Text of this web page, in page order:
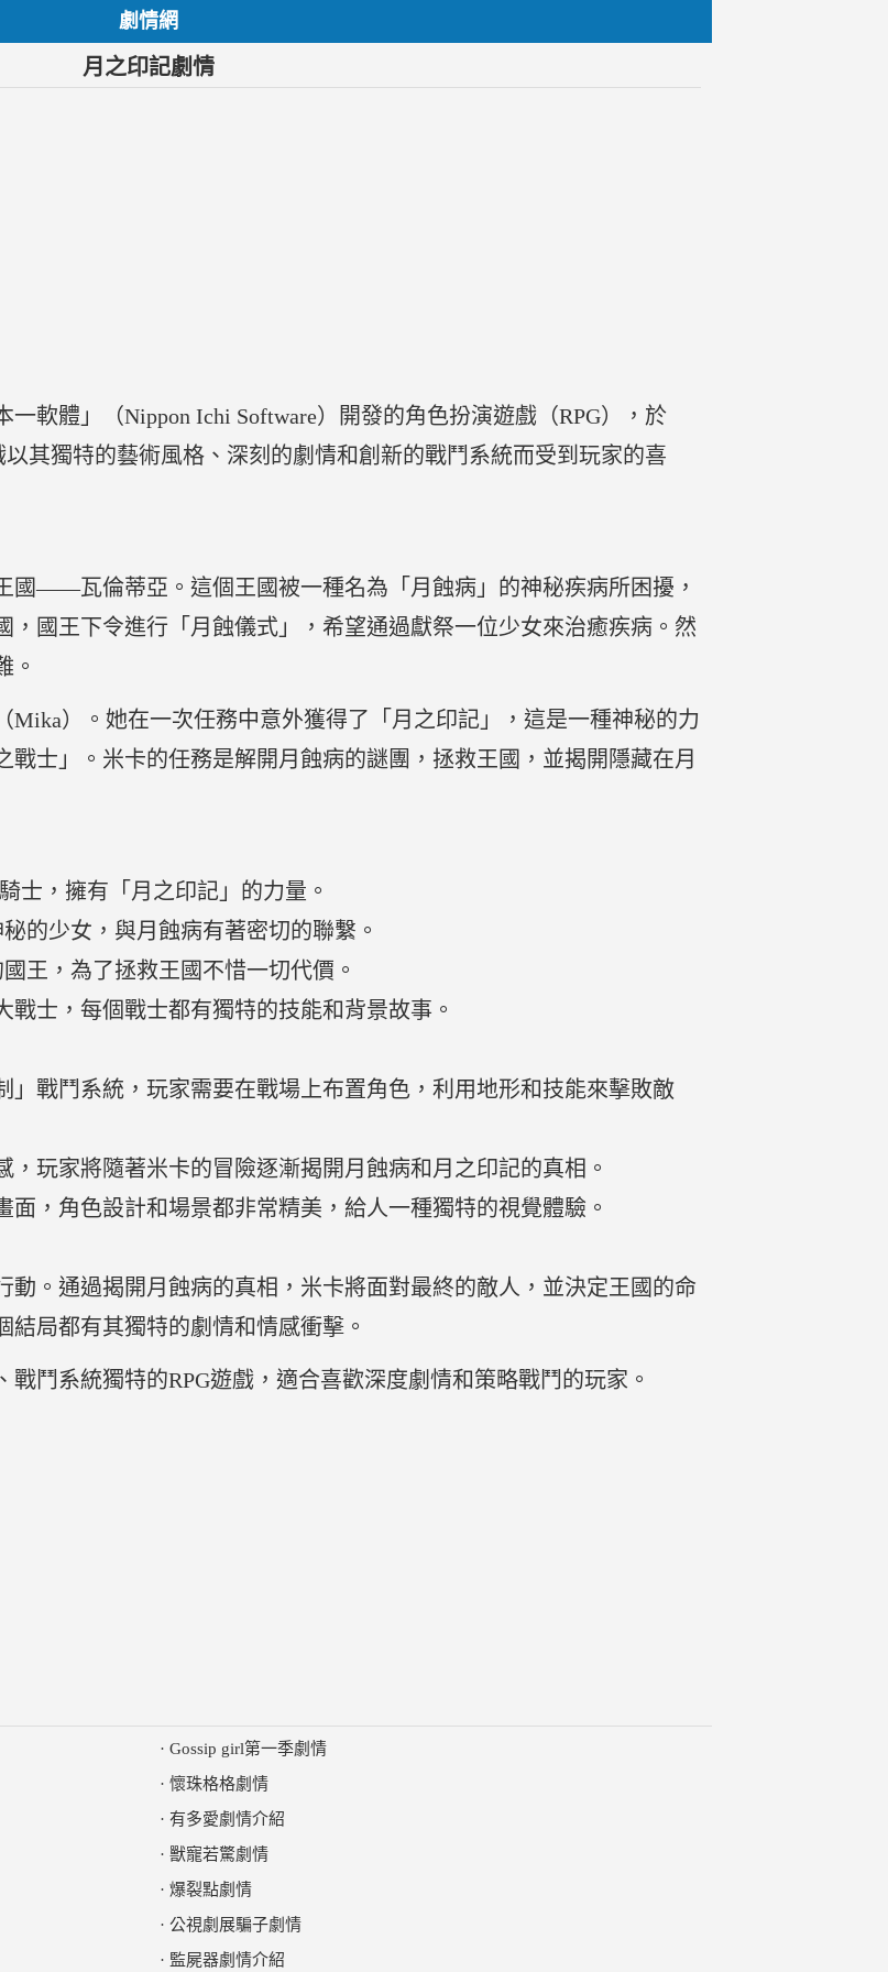
劇情網
月之印記劇情
一軟體」（Nippon Ichi Software）開發的角色扮演遊戲（RPG），於
以其獨特的藝術風格、深刻的劇情和創新的戰鬥系統而受到玩家的喜
國——瓦倫蒂亞。這個王國被一種名為「月蝕病」的神秘疾病所困擾，
，國王下令進行「月蝕儀式」，希望通過獻祭一位少女來治癒疾病。然
。
Mika）。她在一次任務中意外獲得了「月之印記」，這是一種神秘的力
士」。米卡的任務是解開月蝕病的謎團，拯救王國，並揭開隱藏在月
士，擁有「月之印記」的力量。
的少女，與月蝕病有著密切的聯繫。
王，為了拯救王國不惜一切代價。
戰士，每個戰士都有獨特的技能和背景故事。
」戰鬥系統，玩家需要在戰場上布置角色，利用地形和技能來擊敗敵
，玩家將隨著米卡的冒險逐漸揭開月蝕病和月之印記的真相。
面，角色設計和場景都非常精美，給人一種獨特的視覺體驗。
動。通過揭開月蝕病的真相，米卡將面對最終的敵人，並決定王國的命
局都有其獨特的劇情和情感衝擊。
鬥系統獨特的RPG遊戲，適合喜歡深度劇情和策略戰鬥的玩家。
· Gossip girl第一季劇情
· 懷珠格格劇情
· 有多愛劇情介紹
· 獸寵若驚劇情
· 爆裂點劇情
· 公視劇展騙子劇情
· 監屍器劇情介紹